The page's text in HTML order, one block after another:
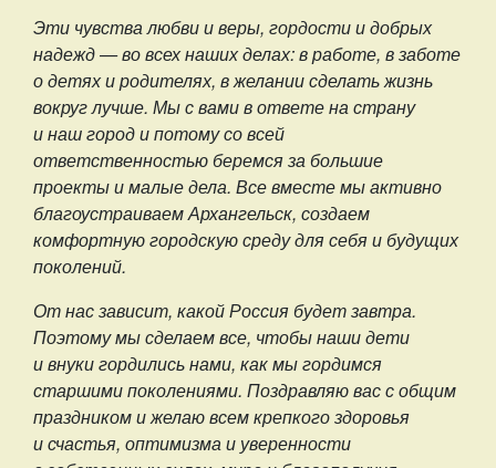
Эти чувства любви и веры, гордости и добрых
надежд — во всех наших делах: в работе, в заботе
о детях и родителях, в желании сделать жизнь
вокруг лучше. Мы с вами в ответе на страну
и наш город и потому со всей
ответственностью беремся за большие
проекты и малые дела. Все вместе мы активно
благоустраиваем Архангельск, создаем
комфортную городскую среду для себя и будущих
поколений.
От нас зависит, какой Россия будет завтра.
Поэтому мы сделаем все, чтобы наши дети
и внуки гордились нами, как мы гордимся
старшими поколениями. Поздравляю вас с общим
праздником и желаю всем крепкого здоровья
и счастья, оптимизма и уверенности